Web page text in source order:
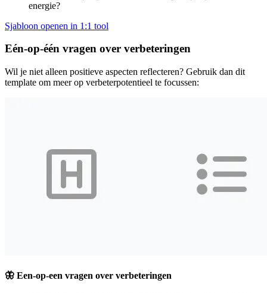
energie?
Sjabloon openen in 1:1 tool
Eén-op-één vragen over verbeteringen
Wil je niet alleen positieve aspecten reflecteren? Gebruik dan dit
template om meer op verbeterpotentieel te focussen:
🦋 Een-op-een vragen over verbeteringen